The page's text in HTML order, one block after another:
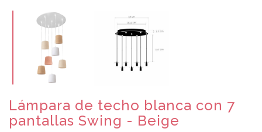
Lámpara de techo blanca con 7
pantallas Swing - Beige